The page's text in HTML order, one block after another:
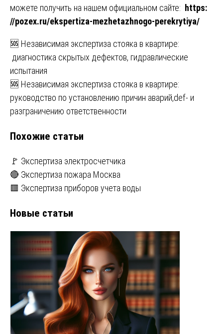
можете получить на нашем официальном сайте: https:
//pozex.ru/ekspertiza-mezhetazhnogo-perekrytiya/
Навигация
по
записям
🆘 Независимая экспертиза стояка в квартире:
диагностика скрытых дефектов, гидравлические
испытания
🆘 Независимая экспертиза стояка в квартире:
руководство по установлению причин аварий,def- и
разграничению ответственности
Похожие статьи
🚩 Экспертиза электросчетчика
🔴 Экспертиза пожара Москва
🟥 Экспертиза приборов учета воды
Новые статьи